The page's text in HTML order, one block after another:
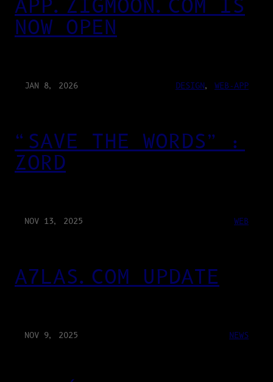
APP.ZIGMOON.COM IS
NOW OPEN
JAN 8, 2026 DESIGN, WEB-APP
“SAVE THE WORDS” :
ZORD
NOV 13, 2025 WEB
A7LAS.COM UPDATE
NOV 9, 2025 NEWS